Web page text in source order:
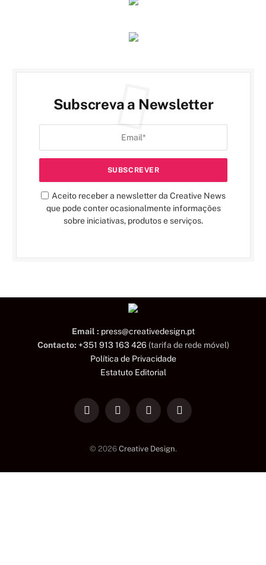
Subscreva a Newsletter
Aceito receber a newsletter da Creative News
que pode conter ocasionalmente informações
sobre iniciativas, produtos e serviços.
Email : press@creativedesign.pt
Contacto: +351 913 163 426 (tarifa de rede móvel)
Política de Privacidade
Estatuto Editorial
LinkedInFacebookInstagramTikTok
© 2026 Creative Design.